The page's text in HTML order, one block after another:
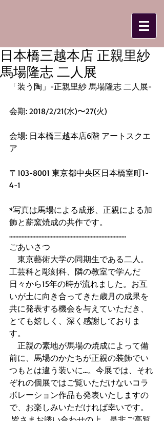
日本橋三越本店 正親里紗
馬場隆志 二人展
「装う陶」-正親里紗 馬場隆志 二人展-
会期: 2018/2/21(水)〜27(火)
会場: 日本橋三越本店6階 アートスクエ
ア
〒103-8001 東京都中央区日本橋室町1-
4-1
*写真は馬場による成形、正親による加
飾と薪窯焼成の共作です。
............................................................................
ごあいさつ
東京藝術大学の同期生である二人。
工芸科と彫刻科、隣の教室で学んだ
日々から15年の時が流れました。お互
いが土に向き合ってきた歳月の成果を
共に発表する機会を与えていただき、
とても嬉しく、深く感謝しておりま
す。
正親の素地が馬場の焼成によって備
前に、馬場のかたちが正親の装飾でい
つもとは違う装いに…。今展では、それ
ぞれの個展ではご覧いただけないコラ
ボレーション作品も発表いたしますの
で、お楽しみいただければ幸いです。